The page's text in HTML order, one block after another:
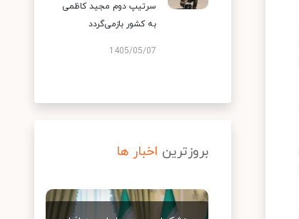
سرتیپ دوم مجید کاظمی
به کشور بازمی‌گردد
1405/05/07
بروزترین اخبار ها